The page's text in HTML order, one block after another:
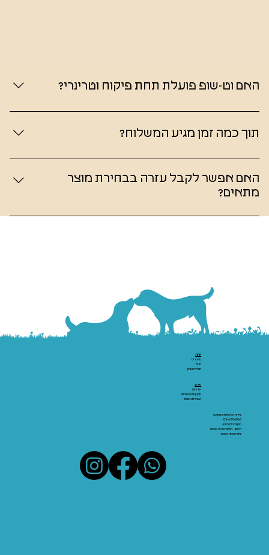
האם וט-שופ פועלת תחת פיקוח וטרינרי?
כן. Vet Shop היא החנות הרשמית של מרפאת MedicalVet,
הפועלת מאז 1990, וכל המוצרים באתר נבחרים מתוך ניסיוןתוך כמה זמן מגיע המשלוח?
אנו מבצעים משלוחים לכל רחבי הארץ, במטרה להבטיח
שהמוצרים יגיעו אליכם בזמן, במיוחד כאשר מדובר במזון או
בטיפול קבוע לחיית המחמד. חברת השילוח מתחייבת שהמוצר
האם אפשר לקבל עזרה בבחירת מוצר
מתאים?
בוודאי. אפשר לפנות אלינו לקבלת הכוונה כללית שתסייע
שירות הלקוחות והתמיכה
03-6206066
מיקום: אלנבי 43
ראשון - חמישי 10:00-19:00
שישי 10:00-15:00
אתר:
מאמרים
חנות
חברי מועדון
מידע:
אודותינו
תקנון ותנאי שימוש
הצהרת נגישות